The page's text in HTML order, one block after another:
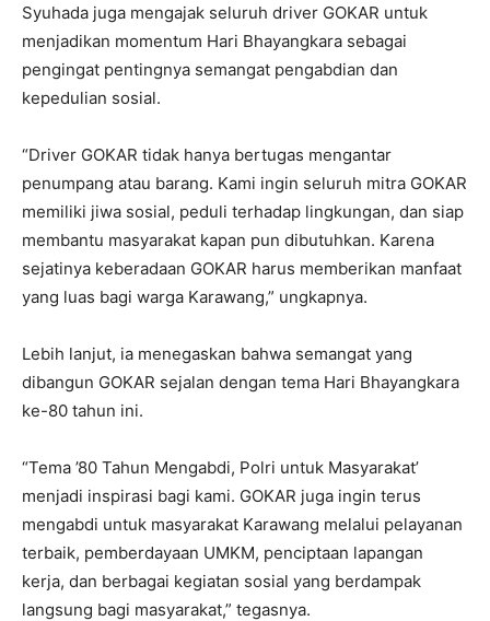
Syuhada juga mengajak seluruh driver GOKAR untuk
menjadikan momentum Hari Bhayangkara sebagai
pengingat pentingnya semangat pengabdian dan
kepedulian sosial.
“Driver GOKAR tidak hanya bertugas mengantar
penumpang atau barang. Kami ingin seluruh mitra GOKAR
memiliki jiwa sosial, peduli terhadap lingkungan, dan siap
membantu masyarakat kapan pun dibutuhkan. Karena
sejatinya keberadaan GOKAR harus memberikan manfaat
yang luas bagi warga Karawang,” ungkapnya.
Lebih lanjut, ia menegaskan bahwa semangat yang
dibangun GOKAR sejalan dengan tema Hari Bhayangkara
ke-80 tahun ini.
“Tema ’80 Tahun Mengabdi, Polri untuk Masyarakat’
menjadi inspirasi bagi kami. GOKAR juga ingin terus
mengabdi untuk masyarakat Karawang melalui pelayanan
terbaik, pemberdayaan UMKM, penciptaan lapangan
kerja, dan berbagai kegiatan sosial yang berdampak
langsung bagi masyarakat,” tegasnya.